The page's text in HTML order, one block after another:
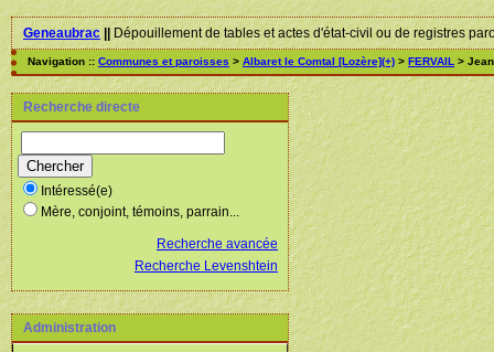
Geneaubrac||Dépouillement de tables et actes d'état-civil ou de registres
Navigation :: Communes et paroisses > Albaret le Comtal [Lozère](+) > FERVAIL >
Recherche directe
Intéressé(e)
Mère, conjoint, témoins, parrain...
Recherche avancée
Recherche Levenshtein
Administration